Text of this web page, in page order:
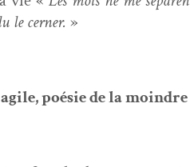
le cern­er. »
poésie de la moin­dre